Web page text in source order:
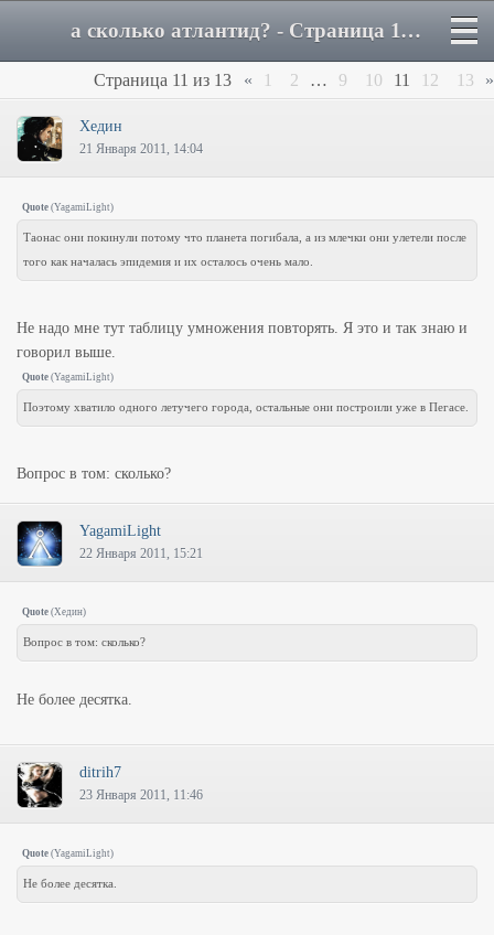
а сколько атлантид? - Страница 11 - Форум
Страница 11 из 13 « 1 2 … 9 10 11 12 13 »
Хедин
21 Января 2011, 14:04
Quote (YagamiLight)
Таонас они покинули потому что планета погибала, а из млечки они улетели после
того как началась эпидемия и их осталось очень мало.
Не надо мне тут таблицу умножения повторять. Я это и так знаю и
говорил выше.
Quote (YagamiLight)
Поэтому хватило одного летучего города, остальные они построили уже в Пегасе.
Вопрос в том: сколько?
YagamiLight
22 Января 2011, 15:21
Quote (Хедин)
Вопрос в том: сколько?
Не более десятка.
ditrih7
23 Января 2011, 11:46
Quote (YagamiLight)
Не более десятка.